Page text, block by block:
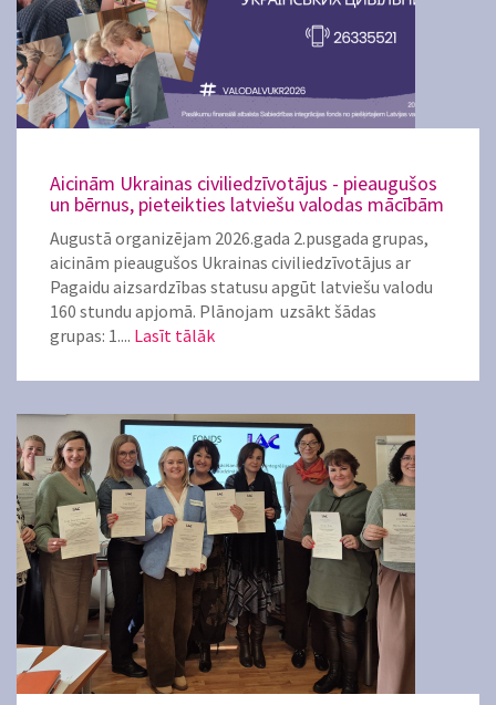
Aicinām Ukrainas civiliedzīvotājus - pieaugušos
un bērnus, pieteikties latviešu valodas mācībām
Augustā organizējam 2026.gada 2.pusgada grupas,
aicinām pieaugušos Ukrainas civiliedzīvotājus ar
Pagaidu aizsardzības statusu apgūt latviešu valodu
160 stundu apjomā. Plānojam uzsākt šādas
grupas: 1.... Lasīt tālāk